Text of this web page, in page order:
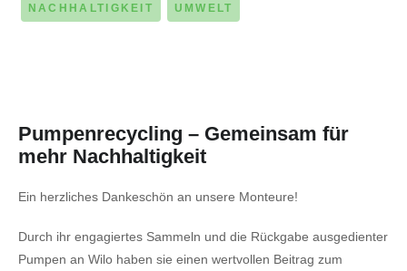
NACHHALTIGKEIT UMWELT
Pumpenrecycling – Gemeinsam für
mehr Nachhaltigkeit
Ein herzliches Dankeschön an unsere Monteure!
Durch ihr engagiertes Sammeln und die Rückgabe ausgedienter
Pumpen an Wilo haben sie einen wertvollen Beitrag zum